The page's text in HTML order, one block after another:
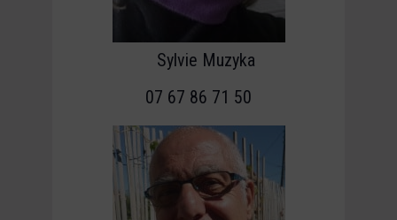
Sylvie Muzyka
07 67 86 71 50